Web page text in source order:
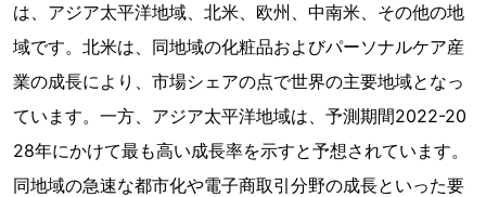
は、アジア太平洋地域、北米、欧州、中南米、その他の地
域です。北米は、同地域の化粧品およびパーソナルケア産
業の成長により、市場シェアの点で世界の主要地域となっ
ています。一方、アジア太平洋地域は、予測期間2022-20
28年にかけて最も高い成長率を示すと予想されています。
同地域の急速な都市化や電子商取引分野の成長といった要